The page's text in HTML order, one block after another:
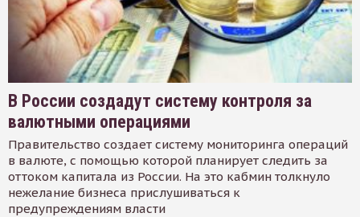
В России создадут систему контроля за
валютными операциями
Правительство создает систему мониторинга операций
в валюте, с помощью которой планирует следить за
оттоком капитала из России. На это кабмин толкнуло
нежелание бизнеса прислушиваться к
предупреждениям власти